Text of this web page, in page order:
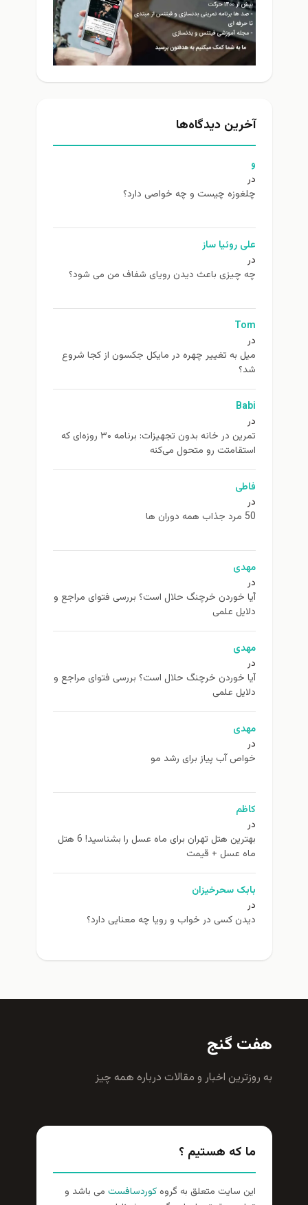
آخرین دیدگاه‌ها
و
در
چلغوزه چیست و چه خواصی دارد؟
علی روئیا ساز
در
چه چیزی باعث دیدن رویای شفاف من می شود؟
Tom
در
ميل به تغيير چهره در مایکل جکسون از كجا شروع
شد؟
Babi
در
تمرین در خانه بدون تجهیزات: برنامه ۳۰ روزه‌ای که
استقامتت رو متحول می‌کنه
فاطی
در
50 مرد جذاب همه دوران ها
مهدی
در
آیا خوردن خرچنگ حلال است؟ بررسی فتوای مراجع و
دلایل علمی
مهدی
در
آیا خوردن خرچنگ حلال است؟ بررسی فتوای مراجع و
دلایل علمی
مهدی
در
خواص آب پیاز برای رشد مو
کاظم
در
بهترین هتل تهران برای ماه عسل را بشناسید! 6 هتل
ماه عسل + قیمت
بابک سحرخیزان
در
دیدن کسی در خواب و رویا چه معنایی دارد؟
هفت گنج
به روزترين اخبار و مقالات درباره همه چيز
ما که هستیم ؟
این سایت متعلق به گروهکوردسافست می باشد و